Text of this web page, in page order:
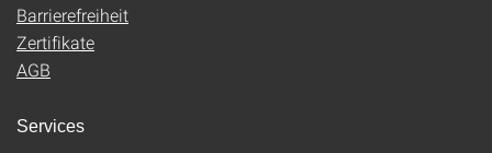
Barrierefreiheit
Zertifikate
AGB
Services